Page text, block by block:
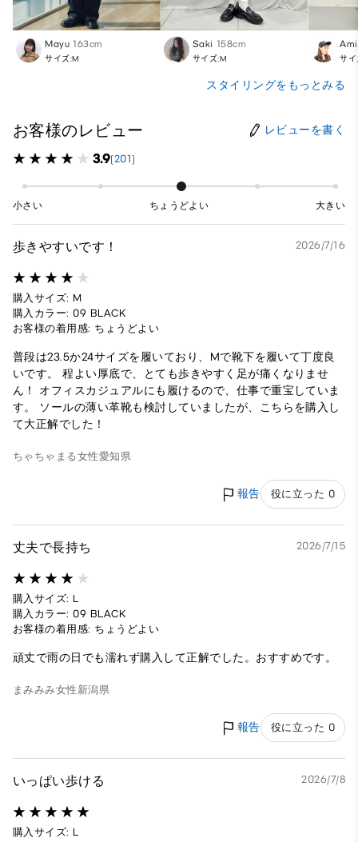
Mayu 163cm
サイズ:M
Saki 158cm
サイズ:M
Ami
サ
スタイリングをもっとみる
お客様のレビュー レビューを書く
3.9(201)
小さい ちょうどよい 大きい
歩きやすいです！ 2026/7/16
購入サイズ: M
購入カラー: 09 BLACK
お客様の着用感: ちょうどよい
普段は23.5か24サイズを履いており、Mで靴下を履いて丁度良
いです。 程よい厚底で、とても歩きやすく足が痛くなりませ
ん！ オフィスカジュアルにも履けるので、仕事で重宝していま
す。 ソールの薄い革靴も検討していましたが、こちらを購入し
て大正解でした！
ちゃちゃまる女性愛知県
報告 役に立った 0
丈夫で長持ち 2026/7/15
購入サイズ: L
購入カラー: 09 BLACK
お客様の着用感: ちょうどよい
頑丈で雨の日でも濡れず購入して正解でした。おすすめです。
まみみみ女性 新潟県
報告 役に立った 0
いっぱい歩ける 2026/7/8
購入サイズ: L